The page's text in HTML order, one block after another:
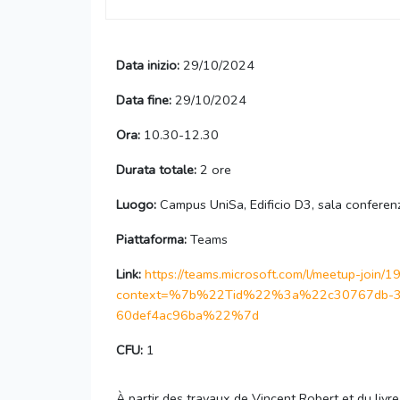
Data inizio: 29/10/2024
Data fine: 29/10/2024
Ora: 10.30-12.30
Durata totale: 2 ore
Luogo: Campus UniSa, Edificio D3, sala
Piattaforma: Teams
Link: https://teams.microsoft.com/l/meetup-
60def4ac96ba%22%7d
CFU: 1